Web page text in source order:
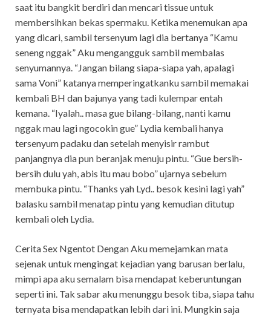
saat itu bangkit berdiri dan mencari tissue untuk
membersihkan bekas spermaku. Ketika menemukan apa
yang dicari, sambil tersenyum lagi dia bertanya “Kamu
seneng nggak” Aku mengangguk sambil membalas
senyumannya. “Jangan bilang siapa-siapa yah, apalagi
sama Voni” katanya memperingatkanku sambil memakai
kembali BH dan bajunya yang tadi kulempar entah
kemana. “Iyalah.. masa gue bilang-bilang, nanti kamu
nggak mau lagi ngocokin gue” Lydia kembali hanya
tersenyum padaku dan setelah menyisir rambut
panjangnya dia pun beranjak menuju pintu. “Gue bersih-
bersih dulu yah, abis itu mau bobo” ujarnya sebelum
membuka pintu. “Thanks yah Lyd.. besok kesini lagi yah”
balasku sambil menatap pintu yang kemudian ditutup
kembali oleh Lydia.
Cerita Sex Ngentot Dengan Aku memejamkan mata
sejenak untuk mengingat kejadian yang barusan berlalu,
mimpi apa aku semalam bisa mendapat keberuntungan
seperti ini. Tak sabar aku menunggu besok tiba, siapa tahu
ternyata bisa mendapatkan lebih dari ini. Mungkin saja